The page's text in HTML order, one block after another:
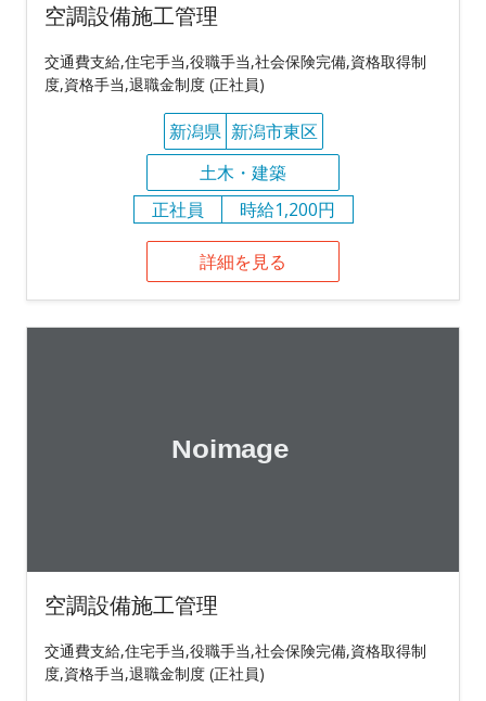
空調設備施工管理
交通費支給,住宅手当,役職手当,社会保険完備,資格取得制
度,資格手当,退職金制度 (正社員)
新潟県 新潟市東区
土木・建築
正社員
時給1,200円
詳細を見る
空調設備施工管理
交通費支給,住宅手当,役職手当,社会保険完備,資格取得制
度,資格手当,退職金制度 (正社員)